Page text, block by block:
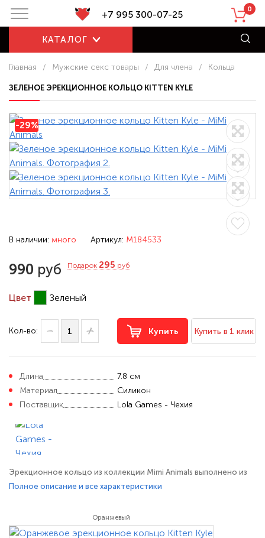
+7 995 300-07-25 0
КАТАЛОГ
Главная / Мужские секс товары / Для члена / Кольца
ЗЕЛЕНОЕ ЭРЕКЦИОННОЕ КОЛЬЦО KITTEN KYLE
-29%
В наличии: много Артикул: M184533
990 руб Подарок 295 руб
Цвет Зеленый
Кол-во: Купить Купить в 1 клик
Длина
7.8 см
Материал
Силикон
Поставщик
Lola Games - Чехия
Эрекционное кольцо из коллекции Mimi Animals выполнено из
гипоаллергенного силикона. Не содержит фталатов и
расположенная в верхней части кольца имеет 1 мощный режим
вибрации для клиторальной стимуляции. Эрекционное кольцо
Полное описание и все характеристики
Оранжевый